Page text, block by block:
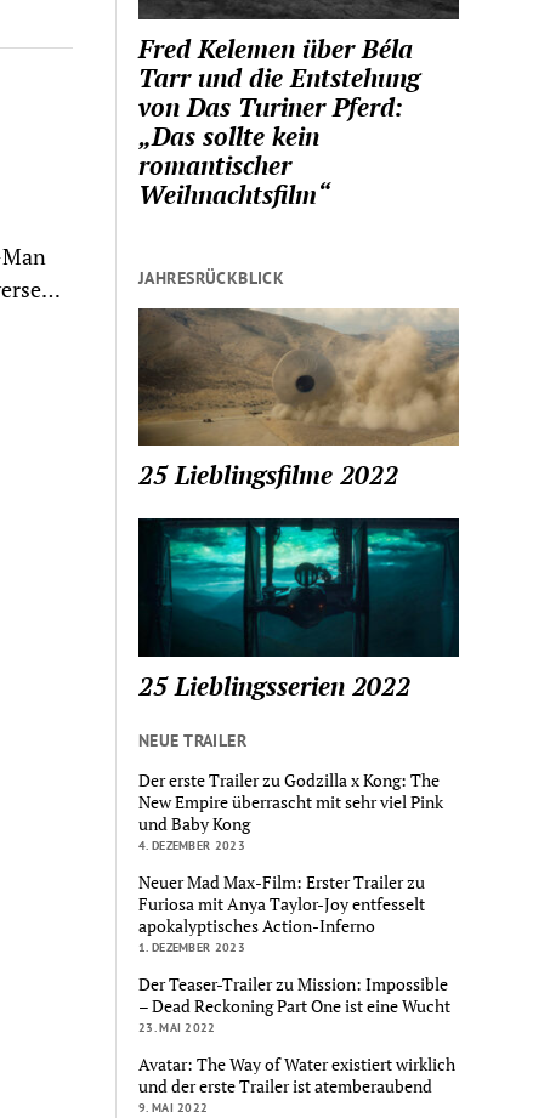
Fred Kelemen über Béla
Tarr und die Entstehung
von Das Turiner Pferd:
„Das sollte kein
romantischer
Weihnachtsfilm“
JAHRESRÜCKBLICK
25 Lieblingsfilme 2022
25 Lieblingsserien 2022
NEUE TRAILER
Der erste Trailer zu Godzilla x Kong: The
New Empire überrascht mit sehr viel Pink
und Baby Kong
4. DEZEMBER 2023
Neuer Mad Max-Film: Erster Trailer zu
Furiosa mit Anya Taylor-Joy entfesselt
apokalyptisches Action-Inferno
1. DEZEMBER 2023
Der Teaser-Trailer zu Mission: Impossible
– Dead Reckoning Part One ist eine Wucht
23. MAI 2022
Avatar: The Way of Water existiert wirklich
und der erste Trailer ist atemberaubend
9. MAI 2022